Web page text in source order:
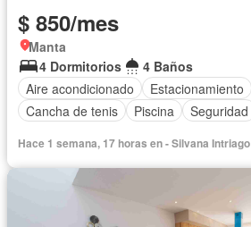
$ 850/mes
Manta
4 Dormitorios
4 Baños
Aire acondicionado
Estacionamiento
Cancha de tenis
Piscina Seguridad
Hace 1 semana, 17 horas en - Silvana Intriago